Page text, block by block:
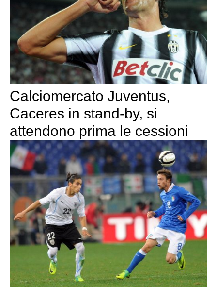
Calciomercato Juventus,
Caceres in stand-by, si
attendono prima le cessioni